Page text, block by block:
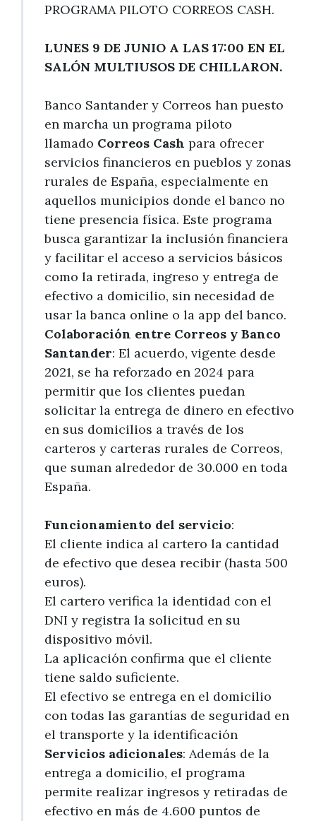
PROGRAMA PILOTO CORREOS CASH.
LUNES 9 DE JUNIO A LAS 17:00 EN EL
SALÓN MULTIUSOS DE CHILLARON.
Banco Santander y Correos han puesto
en marcha un programa piloto
llamado Correos Cash para ofrecer
servicios financieros en pueblos y zonas
rurales de España, especialmente en
aquellos municipios donde el banco no
tiene presencia física. Este programa
busca garantizar la inclusión financiera
y facilitar el acceso a servicios básicos
como la retirada, ingreso y entrega de
efectivo a domicilio, sin necesidad de
usar la banca online o la app del banco.
Colaboración entre Correos y Banco
Santander: El acuerdo, vigente desde
2021, se ha reforzado en 2024 para
permitir que los clientes puedan
solicitar la entrega de dinero en efectivo
en sus domicilios a través de los
carteros y carteras rurales de Correos,
que suman alrededor de 30.000 en toda
España.
Funcionamiento del servicio:
El cliente indica al cartero la cantidad
de efectivo que desea recibir (hasta 500
euros).
El cartero verifica la identidad con el
DNI y registra la solicitud en su
dispositivo móvil.
La aplicación confirma que el cliente
tiene saldo suficiente.
El efectivo se entrega en el domicilio
con todas las garantías de seguridad en
el transporte y la identificación
Servicios adicionales: Además de la
entrega a domicilio, el programa
permite realizar ingresos y retiradas de
efectivo en más de 4.600 puntos de